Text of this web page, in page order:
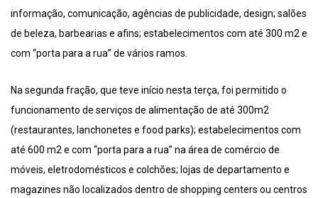
informação, comunicação, agências de publicidade, design; salões
de beleza, barbearias e afins; estabelecimentos com até 300 m2 e
com “porta para a rua” de vários ramos.
Na segunda fração, que teve início nesta terça, foi permitido o
funcionamento de serviços de alimentação de até 300m2
(restaurantes, lanchonetes e food parks); estabelecimentos com
até 600 m2 e com “porta para a rua” na área de comércio de
móveis, eletrodomésticos e colchões; lojas de departamento e
magazines não localizados dentro de shopping centers ou centros